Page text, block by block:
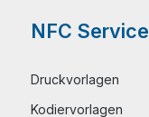
NFC Service
Druckvorlagen
Kodiervorlagen